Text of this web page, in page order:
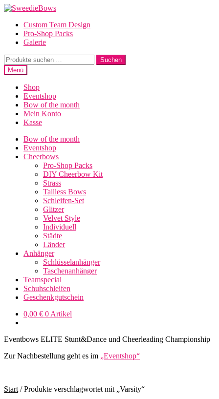
Zur
springen
Zum
springenCustom Team Design
Pro-Shop Packs
Galerie
Suche
nach:
Suchen
Menü
Shop
Eventshop
Bow of the month
Mein Konto
Kasse
Bow of the month
Eventshop
Cheerbows
Pro-Shop Packs
DIY Cheerbow Kit
Strass
Tailless Bows
Schleifen-Set
Glitzer
Velvet Style
Individuell
Städte
Länder
Anhänger
Schlüsselanhänger
Taschenanhänger
Teamspecial
Schuhschleifen
Geschenkgutschein
0,00 € 0 Artikel
Eventbows ELITE Stunt&Dance und Cheerleading Championship
Zur Nachbestellung geht es im „Eventshop“
Start /Produkte verschlagwortet mit „Varsity“